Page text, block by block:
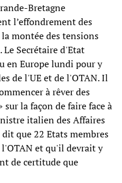
Bretagne
l’effondrement des
montée des tensions
Secrétaire d'Etat
en Europe lundi pour y
de l'UE et de l'OTAN. Il
à rêver des
sur la façon de faire face à
italien des Affaires
que 22 Etats membres
et qu'il devrait y
de certitude que